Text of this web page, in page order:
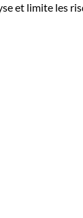
et limite les